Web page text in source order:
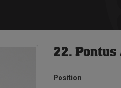
22. Pontus
Position